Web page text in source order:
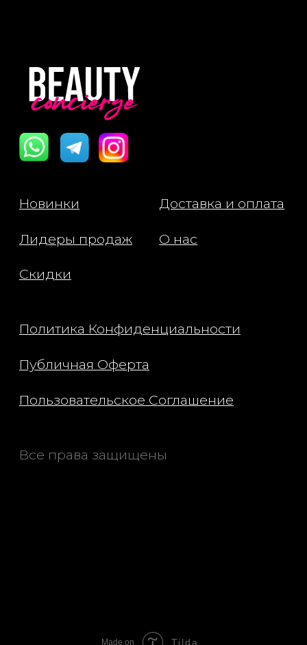
Все права защищены
Политика Конфиденциальности
Публичная Оферта
Пользовательское Соглашение
Made on Tilda